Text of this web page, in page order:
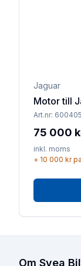
Jaguar
Motor till
Art.nr: 600405
75 000
inkl. moms
+ 10 000 kr
Om Svea